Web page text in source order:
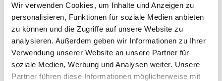
Wir verwenden Cookies, um Inhalte und Anzeigen zu
personalisieren, Funktionen für soziale Medien anbieten
zu können und die Zugriffe auf unsere Website zu
analysieren. Außerdem geben wir Informationen zu Ihrer
Verwendung unserer Website an unsere Partner für
soziale Medien, Werbung und Analysen weiter. Unsere
Partner führen diese Informationen möglicherweise mit
Produktdetails
max. Breite: 3300 mm
max. Höhe: 4000 mm
max. Fläche: 14,10 m²